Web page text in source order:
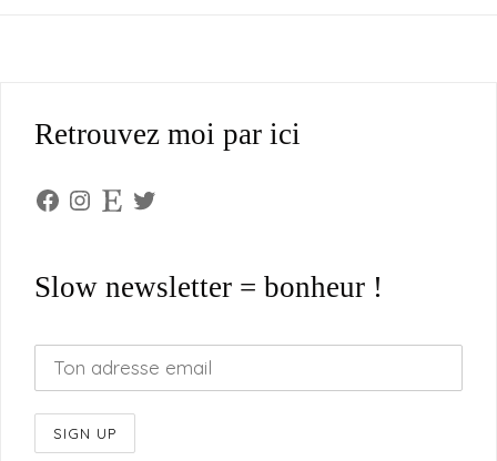
Retrouvez moi par ici
Facebook
Instagram
Etsy Twitter
Slow newsletter = bonheur !